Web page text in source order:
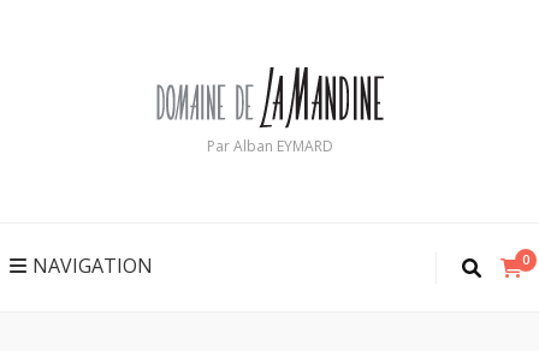
Par Alban EYMARD
NAVIGATION 0